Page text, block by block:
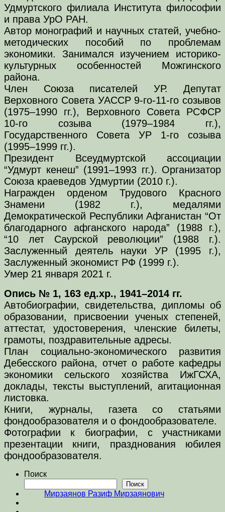
Удмуртского филиала Института философии
и права УрО РАН.
Автор монографий и научных статей, учебно-
методических пособий по проблемам
экономики. Занимался изучением историко-
культурных особенностей Можгинского
района.
Член Союза писателей УР. Депутат
Верховного Совета УАССР 9-го-11-го созывов
(1975–1990 гг.), Верховного Совета РСФСР
10-го созыва (1979–1984 гг.),
Государственного Совета УР 1-го созыва
(1995–1999 гг.).
Президент Всеудмуртской ассоциации
“Удмурт кенеш” (1991–1993 гг.). Организатор
Союза краеведов Удмуртии (2010 г.).
Награжден орденом Трудового Красного
Знамени (1982 г.), медалями
Демократической Республики Афганистан “От
благодарного афганского народа” (1988 г.),
“10 лет Саурской революции” (1988 г.).
Заслуженный деятель науки УР (1995 г.),
Заслуженный экономист РФ (1999 г.).
Умер 21 января 2021 г.
Опись № 1, 163 ед.хр., 1941–2014 гг.
Автобиографии, свидетельства, дипломы об
образовании, присвоении ученых степеней,
аттестат, удостоверения, членские билеты,
грамоты, поздравительные адресы.
План социально-экономического развития
Дебесского района, отчет о работе кафедры
экономики сельского хозяйства ИжГСХА,
доклады, тексты выступлений, агитационная
листовка.
Книги, журналы, газета со статьями
фондообразователя и о фондообразователе.
Фотографии к биографии, с участниками
презентации книги, празднования юбилея
фондообразователя.
Поиск
Поиск
Мирзаянов Разиф Мирзаянович